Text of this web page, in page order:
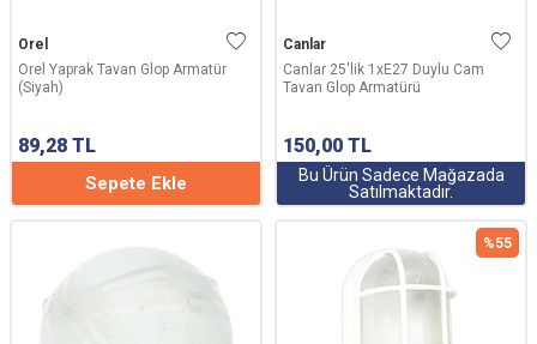
Orel
Orel Yaprak Tavan Glop Armatür
(Siyah)
89,28 TL
Sepete Ekle
Canlar
Canlar 25'lik 1xE27 Duylu Cam
Tavan Glop Armatürü
150,00 TL
Bu Ürün Sadece Mağazada
Satılmaktadır.
%55